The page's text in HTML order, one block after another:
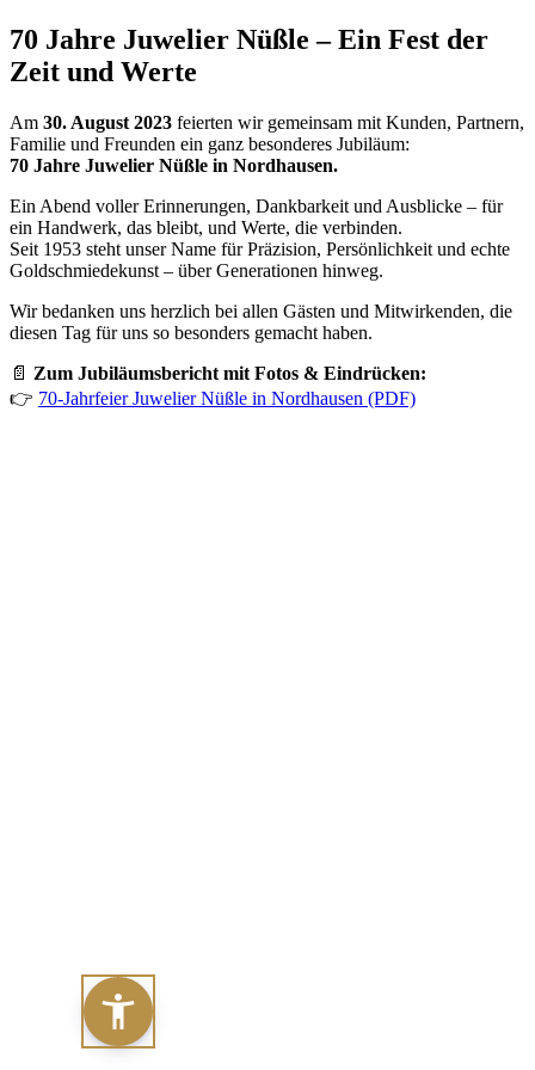
70 Jahre Juwelier Nüßle – Ein Fest der
Zeit und Werte
Am 30. August 2023 feierten wir gemeinsam mit Kunden, Partnern,
Familie und Freunden ein ganz besonderes Jubiläum:
70 Jahre Juwelier Nüßle in Nordhausen.
Ein Abend voller Erinnerungen, Dankbarkeit und Ausblicke – für
ein Handwerk, das bleibt, und Werte, die verbinden.
Seit 1953 steht unser Name für Präzision, Persönlichkeit und echte
Goldschmiedekunst – über Generationen hinweg.
Wir bedanken uns herzlich bei allen Gästen und Mitwirkenden, die
diesen Tag für uns so besonders gemacht haben.
📄 Zum Jubiläumsbericht mit Fotos & Eindrücken:
👉 70-Jahrfeier Juwelier Nüßle in Nordhausen (PDF)